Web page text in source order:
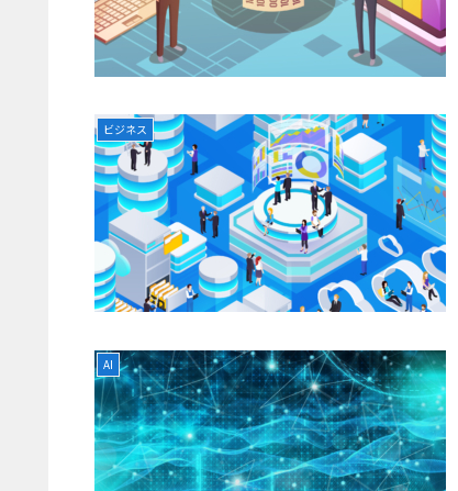
ビジネス
AI